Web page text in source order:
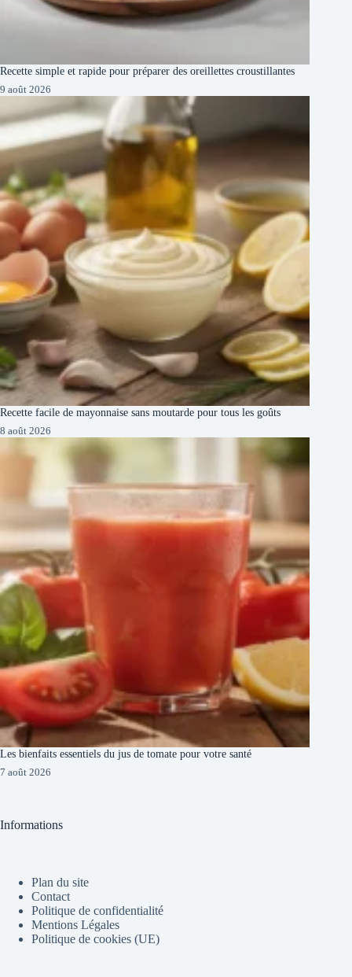
Recette simple et rapide pour préparer des oreillettes croustillantes
9 août 2026
Recette facile de mayonnaise sans moutarde pour tous les goûts
8 août 2026
Les bienfaits essentiels du jus de tomate pour votre santé
7 août 2026
Informations
Plan du site
Contact
Politique de confidentialité
Mentions Légales
Politique de cookies (UE)